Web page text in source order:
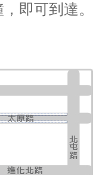
即可到達。